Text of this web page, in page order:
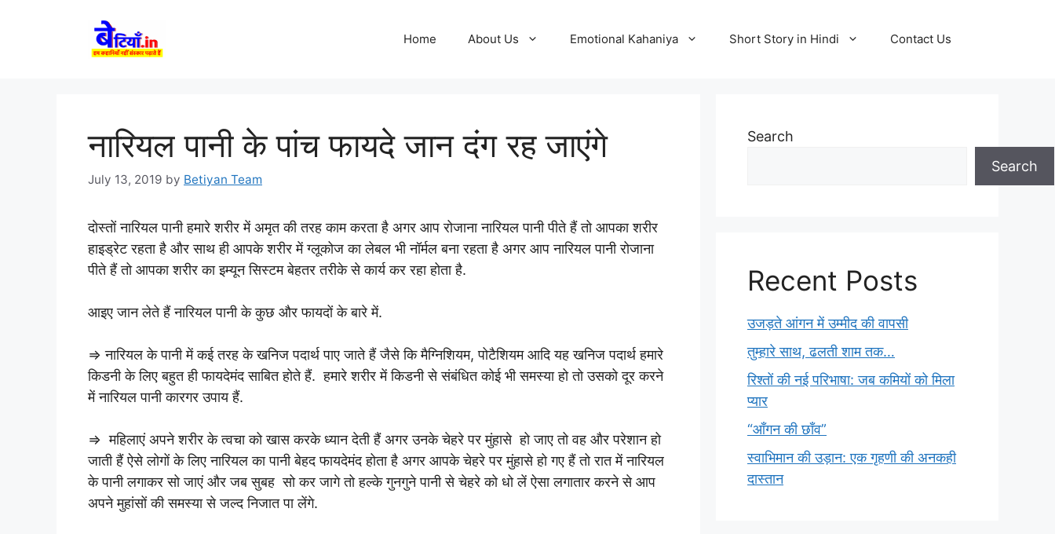
Home About Us Emotional Kahaniya Short Story in Hindi Contact Us
नारियल पानी के पांच फायदे जान दंग रह जाएंगे
July 13, 2019 by Betiyan Team
दोस्तों नारियल पानी हमारे शरीर में अमृत की तरह काम करता है अगर आप रोजाना नारियल पानी पीते हैं तो आपका शरीर
हाइड्रेट रहता है और साथ ही आपके शरीर में ग्लूकोज का लेबल भी नॉर्मल बना रहता है अगर आप नारियल पानी रोजाना
पीते हैं तो आपका शरीर का इम्यून सिस्टम बेहतर तरीके से कार्य कर रहा होता है.
आइए जान लेते हैं नारियल पानी के कुछ और फायदों के बारे में.
⇒ नारियल के पानी में कई तरह के खनिज पदार्थ पाए जाते हैं जैसे कि मैग्निशियम, पोटैशियम आदि यह खनिज पदार्थ हमारे
किडनी के लिए बहुत ही फायदेमंद साबित होते हैं. हमारे शरीर में किडनी से संबंधित कोई भी समस्या हो तो उसको दूर करने
में नारियल पानी कारगर उपाय हैं.
⇒ महिलाएं अपने शरीर के त्वचा को खास करके ध्यान देती हैं अगर उनके चेहरे पर मुंहासे हो जाए तो वह और परेशान हो
जाती हैं ऐसे लोगों के लिए नारियल का पानी बेहद फायदेमंद होता है अगर आपके चेहरे पर मुंहासे हो गए हैं तो रात में नारियल
के पानी लगाकर सो जाएं और जब सुबह सो कर जागे तो हल्के गुनगुने पानी से चेहरे को धो लें ऐसा लगातार करने से आप
अपने मुहांसों की समस्या से जल्द निजात पा लेंगे.
Search
Search
Recent Posts
उजड़ते आंगन में उम्मीद की वापसी
तुम्हारे साथ, ढलती शाम तक…
रिश्तों की नई परिभाषा: जब कमियों को मिला
प्यार
“आँगन की छाँव”
स्वाभिमान की उड़ान: एक गृहणी की अनकही
दास्तान